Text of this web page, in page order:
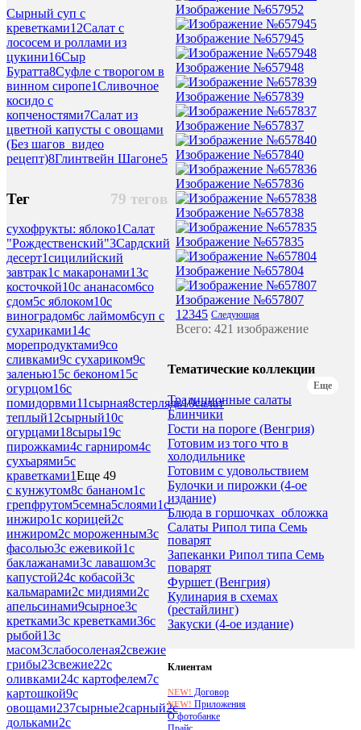
Сырный суп с
креветками12Салат с
лососем и роллами из
цукини16Сыр
Буратта8Суфле с творогом в
винном сиропе1Сливочное
косидо с
копченостями7Салат из
цветной капусты с овощами
(Без шагов_видео
рецепт)8Глинтвейн Шагоне5
79 тегов
Тег
сухофрукты: яблоко1Салат
"Рождественский"3Сардский
десерт1сицилийский
завтрак1с макаронами13с
косточкой10с ананасом6со
сдом5с яблоком10с
виноградом6с лаймом6суп с
сухариками14с
морепродуктами9со
сливками9с сухариком9с
заленью15с беконом15с
огурцом16с
помидорвми11сырная8стерлядь10салат
теплый12сырный10с
огурцами18сыры19с
пирожками4с гарниром4с
сухъарями5с
краветками1Еще 49
с кунжутом8с бананом1с
грепфрутом5семна5слоями1с
инжиро1с корицей2с
инжиром2с мороженным3с
фасолью3с ежевикой1с
баклажанами3с лавашом3с
капустой24с кобасой3с
кальмарами2с мидиями2с
апельсинами9сырное3с
кретками3с креветками36с
рыбой13с
масом3слабосоленая2свежие
грибы23свежие22с
оливками24с картофелем7с
картошкой9с
овощами237сырные2сарный2с
дольками2с
Изображение №657952
Изображение №657945
Изображение №657948
Изображение №657839
Изображение №657837
Изображение №657840
Изображение №657836
Изображение №657838
Изображение №657835
Изображение №657804
Изображение №657807
1 2345 Следующая
Всего: 421 изображение
Тематические коллекции
Еще
Традиционные салаты
Блинчики
Гости на пороге (Венгрия)
Готовим из того что в
холодильнике
Готовим с удовольствием
Булочки и пирожки (4-ое
издание)
Блюда в горшочках_обложка
Салаты Рипол типа Семь
поварят
Запеканки Рипол типа Семь
поварят
Фуршет (Венгрия)
Кулинария в схемах
(рестайлинг)
Закуски (4-ое издание)
Клиентам
NEW! Договор
NEW! Приложения
О фотобанке